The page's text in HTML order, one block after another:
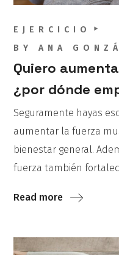
EJERCICIO
BYANA
Quiero
¿por dónde
Seguramente hayas
aumentar la fuerza
bienestar general.
fuerza también
Read more